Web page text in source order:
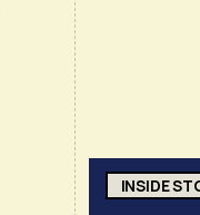
INSIDE